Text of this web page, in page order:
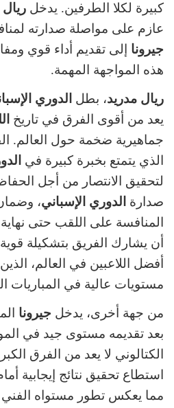
كبيرة لكلا الطرفين. يدخل
عازم على مواصلة صدارته
جيرونا إلى تقديم أداء قوي
هذه المواجهة المهمة.
ريال مدريد، بطل الدوري
يعد من أقوى الفرق في تاريخ
جماهيرية ضخمة حول العالم.
الذي يتمتع بخبرة كبيرة في
لتحقيق الانتصار من أجل
صدارة الدوري الإسباني،
المنافسة على اللقب حتى
أن يشارك الفريق بتشكيلة
أفضل اللاعبين في العالم،
مستويات عالية في المباريات
من جهة أخرى، يدخل جيرونا
بعد تقديمه مستوى جيد في
الكتالوني لا يعد من الفرق
استطاع تحقيق نتائج إيجابية
مما يعكس تطور مستواه الفني